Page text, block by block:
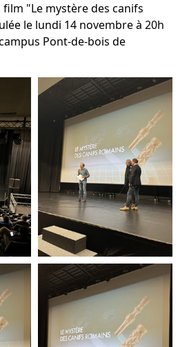
"Le mystère des canifs
le lundi 14 novembre à 20h
Pont-de-bois de